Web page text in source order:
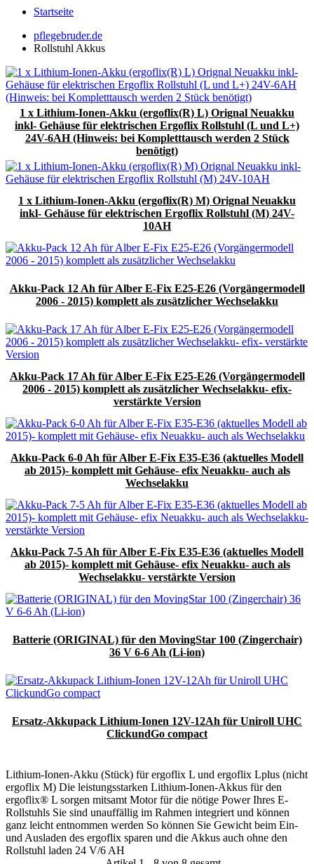
Startseite
pflegebruder.de
Rollstuhl Akkus
1 x Lithium-Ionen-Akku (ergoflix(R) L) Orignal Neuakku
inkl- Gehäuse für elektrischen Ergoflix Rollstuhl (L und L+)
24V-6AH (Hinweis: bei Kompletttausch werden 2 Stück
benötigt)
1 x Lithium-Ionen-Akku (ergoflix(R) M) Orignal Neuakku
inkl- Gehäuse für elektrischen Ergoflix Rollstuhl (M) 24V-
10AH
Akku-Pack 12 Ah für Alber E-Fix E25-E26 (Vorgängermodell
2006 - 2015) komplett als zusätzlicher Wechselakku
Akku-Pack 17 Ah für Alber E-Fix E25-E26 (Vorgängermodell
2006 - 2015) komplett als zusätzlicher Wechselakku- efix-
verstärkte Version
Akku-Pack 6-0 Ah für Alber E-Fix E35-E36 (aktuelles Modell
ab 2015)- komplett mit Gehäuse- efix Neuakku- auch als
Wechselakku
Akku-Pack 7-5 Ah für Alber E-Fix E35-E36 (aktuelles Modell
ab 2015)- komplett mit Gehäuse- efix Neuakku- auch als
Wechselakku- verstärkte Version
Batterie (ORIGINAL) für den MovingStar 100 (Zingerchair)
36 V 6-6 Ah (Li-ion)
Ersatz-Akkupack Lithium-Ionen 12V-12Ah für Uniroll UHC
ClickundGo compact
Lithium-Ionen-Akku (Stück) für ergoflix L und ergoflix Lplus (nicht
ergoflix M) Die leistungsstarken Lithium-Ionen-Akkus für den
ergoflix® L sorgen mitsamt Motor für die nötige Power Ihres E-
Rollstuhls Sie sind unauffällig im Rahmen integriert und können
ganz leicht entnommen werden So können Sie Gewicht beim Ein-
und Ausladen des ergoflix sparen und die Akkus auch ohne den
Rollstuhl laden 24 V/6 AH